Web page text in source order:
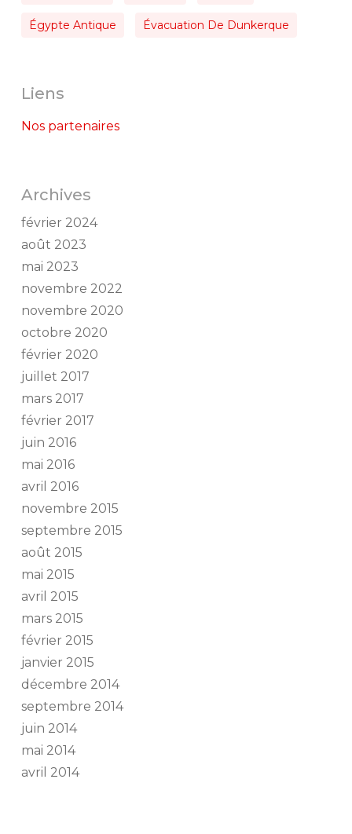
Égypte Antique Évacuation De Dunkerque
Liens
Nos partenaires
Archives
février 2024
août 2023
mai 2023
novembre 2022
novembre 2020
octobre 2020
février 2020
juillet 2017
mars 2017
février 2017
juin 2016
mai 2016
avril 2016
novembre 2015
septembre 2015
août 2015
mai 2015
avril 2015
mars 2015
février 2015
janvier 2015
décembre 2014
septembre 2014
juin 2014
mai 2014
avril 2014